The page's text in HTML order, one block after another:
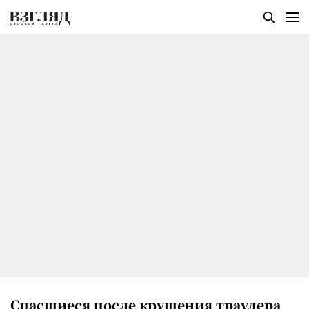
Спасшиеся после крушения траулера